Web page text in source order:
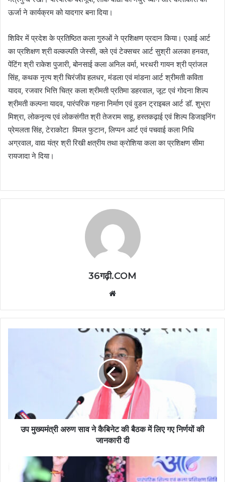
ऊर्जा ने कार्यक्रम को यादगार बना दिया।
शिविर में प्रदेश के प्रतिष्ठित कला गुरुओं ने प्रशिक्षण प्रदान किया। एआई आर्ट
का प्रशिक्षण श्री वल्कल्पति जेस्सी, क्ले एवं टेक्सचर आर्ट सुश्री अलका हनवत,
पेंटिंग श्री राकेश पुजारी, बोनसाई कला अनिल वर्मा, भरथरी गायन श्री प्रांजल
सिंह, कथक नृत्य श्री चिरंजीव हलधर, मंडला एवं मांडना आर्ट श्रीमती कविता
यादव, रजवार भित्ति चित्र कला श्रीमती प्रतिमा डहरवाल, जूट एवं गोदना शिल्प
श्रीमती कल्पना यादव, पारंपरिक गहना निर्माण एवं वुडन ट्राइबल आर्ट डॉ. शुभ्रा
मिश्रा, लोकनृत्य एवं लोकसंगीत श्री तेजराम साहू, हस्तकढ़ाई एवं शिल्प डिजाइनिंग
प्रेमलता सिंह, टेराकोटा विमल फुटान, लिप्पन आर्ट एवं पचवाई कला निधि
अग्रवाल, वाद्य यंत्र श्री रिखी क्षत्रीय तथा क्रोशिया कला का प्रशिक्षण सीमा
रायजादा ने दिया।
36गढ़ी.COM
उप मुख्यमंत्री अरुण साव ने कैबिनेट की बैठक में लिए गए निर्णयों की
जानकारी दी